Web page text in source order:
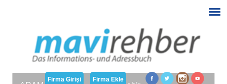
Firma Girişi Firma Ekle